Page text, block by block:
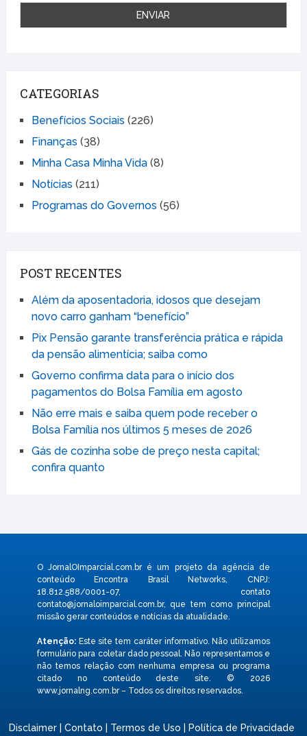
CATEGORIAS
Benefícios Sociais (226)
Finanças (38)
Minha Casa Minha Vida(8)
Notícias (211)
Programas do Governos (56)
POST RECENTES
Além da aposentadoria, idosos que desejam
novo carro ganham “benefício”
Pix Pensão garante transferência prática e rápida
da pensão alimentícia; saiba como
Governo confirma data para o início dos
pagamentos do Bolsa Família em agosto
Não erre mais e saiba quem pode receber o
Bolsa Família nos últimos 5 meses de 2026
Gás de cozinha sobe de preço nesta capital;
confira quanto
O JornalOImparcial.com.br é um projeto da agência de
conteúdo Encontra Brasil Networks, CNPJ:
18.812.588/0001-07, contato
contato@jornaloimparcial.com.br, que tem como principal
missão gerar conteúdos e notícias da atualidade.
Atenção:Este site tem caráter informativo. Não utilizamos
formulário para coletar dado pessoal. Não representamos e
não temos relação com nenhuma empresa ou programa
citado no conteúdo deste site. © 2026
www.jornalng.com.br – Todos os direitos reservados.
Disclaimer |Contato Termos de Uso Política de Privacidade